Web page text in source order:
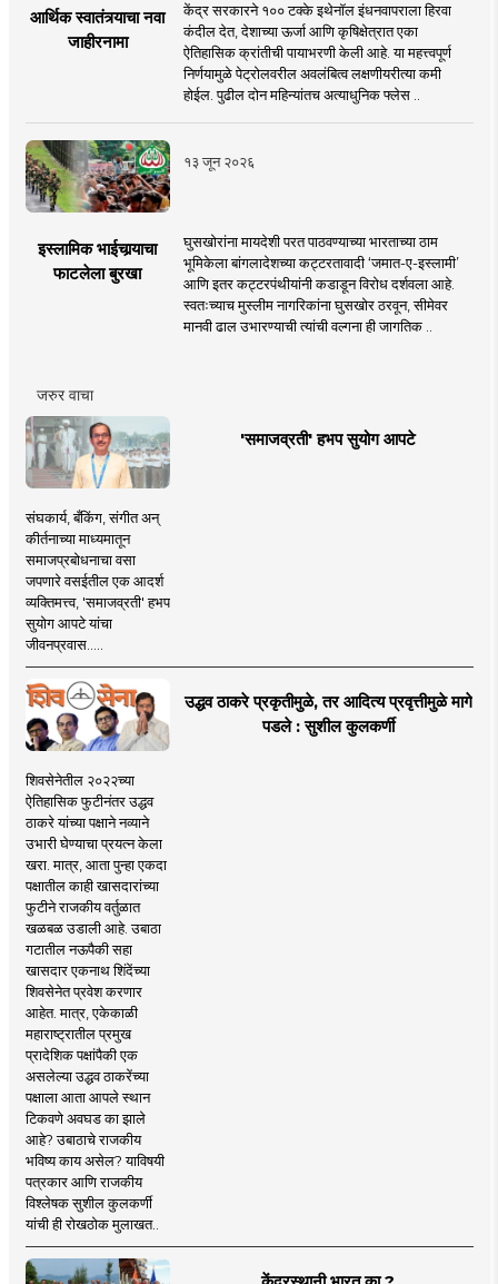
आर्थिक स्वातंत्र्याचा नवा
जाहीरनामा
केंद्र सरकारने १०० टक्के इथेनॉल इंधनवापराला हिरवा
कंदील देत, देशाच्या ऊर्जा आणि कृषिक्षेत्रात एका
ऐतिहासिक क्रांतीची पायाभरणी केली आहे. या महत्त्वपूर्ण
निर्णयामुळे पेट्रोलवरील अवलंबित्व लक्षणीयरीत्या कमी
होईल. पुढील दोन महिन्यांतच अत्याधुनिक फ्लेस ..
१३ जून २०२६
इस्लामिक भाईचार्‍याचा
फाटलेला बुरखा
घुसखोरांना मायदेशी परत पाठवण्याच्या भारताच्या ठाम
भूमिकेला बांगलादेशच्या कट्टरतावादी ‘जमात-ए-इस्लामी’
आणि इतर कट्टरपंथीयांनी कडाडून विरोध दर्शवला आहे.
स्वतःच्याच मुस्लीम नागरिकांना घुसखोर ठरवून, सीमेवर
मानवी ढाल उभारण्याची त्यांची वल्गना ही जागतिक ..
जरुर वाचा
'समाजव्रती' हभप सुयोग आपटे
संघकार्य, बँकिंग, संगीत अन्
कीर्तनाच्या माध्यमातून
समाजप्रबोधनाचा वसा
जपणारे वसईतील एक आदर्श
व्यक्तिमत्त्व, 'समाजव्रती' हभप
सुयोग आपटे यांचा
जीवनप्रवास.....
उद्धव ठाकरे प्रकृतीमुळे, तर आदित्य प्रवृत्तीमुळे मागे
पडले : सुशील कुलकर्णी
शिवसेनेतील २०२२च्या
ऐतिहासिक फुटीनंतर उद्धव
ठाकरे यांच्या पक्षाने नव्याने
उभारी घेण्याचा प्रयत्न केला
खरा. मात्र, आता पुन्हा एकदा
पक्षातील काही खासदारांच्या
फुटीने राजकीय वर्तुळात
खळबळ उडाली आहे. उबाठा
गटातील नऊपैकी सहा
खासदार एकनाथ शिंदेंच्या
शिवसेनेत प्रवेश करणार
आहेत. मात्र, एकेकाळी
महाराष्ट्रातील प्रमुख
प्रादेशिक पक्षांपैकी एक
असलेल्या उद्धव ठाकरेंच्या
पक्षाला आता आपले स्थान
टिकवणे अवघड का झाले
आहे? उबाठाचे राजकीय
भविष्य काय असेल? याविषयी
पत्रकार आणि राजकीय
विश्लेषक सुशील कुलकर्णी
यांची ही रोखठोक मुलाखत..